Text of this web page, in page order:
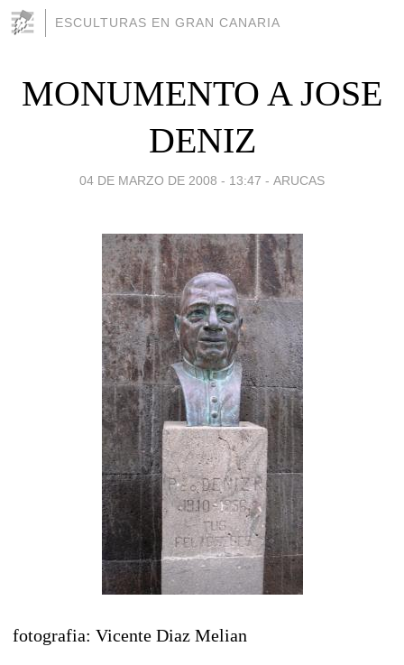
ESCULTURAS EN GRAN CANARIA
MONUMENTO A JOSE
DENIZ
04 DE MARZO DE 2008 - 13:47 - ARUCAS
fotografia: Vicente Diaz Melian